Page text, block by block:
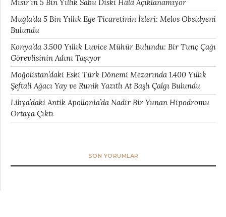
Mısır’ın 5 Bin Yıllık Sabu Diski Hâlâ Açıklanamıyor
Muğla’da 5 Bin Yıllık Ege Ticaretinin İzleri: Melos Obsidyeni
Bulundu
Konya’da 3.500 Yıllık Luvice Mühür Bulundu: Bir Tunç Çağı
Görevlisinin Adını Taşıyor
Moğolistan’daki Eski Türk Dönemi Mezarında 1.400 Yıllık
Şeftali Ağacı Yay ve Runik Yazıtlı At Başlı Çalgı Bulundu
Libya’daki Antik Apollonia’da Nadir Bir Yunan Hipodromu
Ortaya Çıktı
SON YORUMLAR